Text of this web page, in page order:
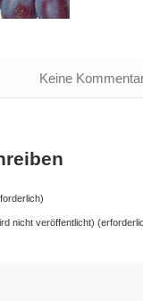
Keine
nicht veröffentlicht)